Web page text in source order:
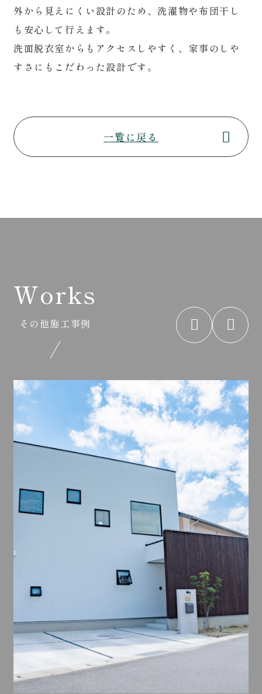
外から見えにくい設計のため、洗濯物や布団干し
も安心して行えます。
洗面脱衣室からもアクセスしやすく、家事のしや
すさにもこだわった設計です。
一覧に戻る
Works
その他施工事例